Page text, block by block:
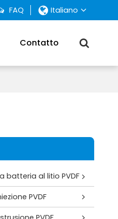
FAQ Italiano
Contatto
batteria al litio PVDF
PVDF